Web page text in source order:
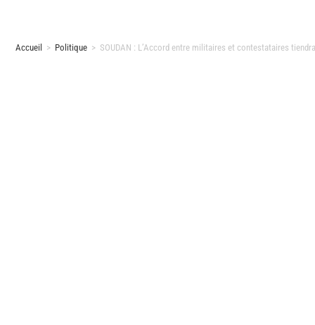
Accueil > Politique > SOUDAN : L’Accord entre militaires et contestataires